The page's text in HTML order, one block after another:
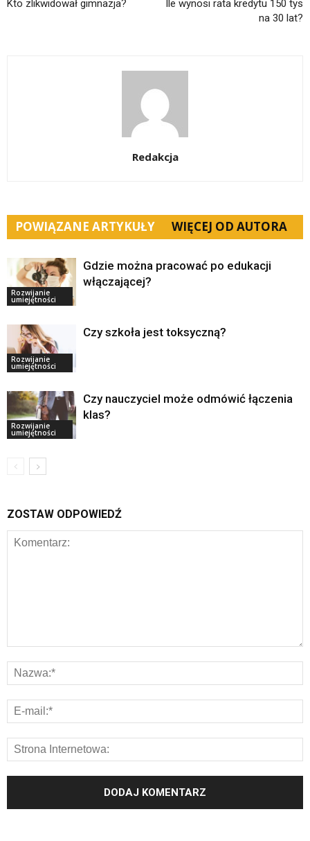
Kto zlikwidował gimnazja?
Ile wynosi rata kredytu 150 tys
na 30 lat?
Redakcja
POWIĄZANE ARTYKUŁY WIĘCEJ OD AUTORA
Rozwijanie
umiejętności
Gdzie można pracować po edukacji
włączającej?
Rozwijanie
umiejętności
Czy szkoła jest toksyczną?
Rozwijanie
umiejętności
Czy nauczyciel może odmówić łączenia
klas?
ZOSTAW ODPOWIEDŹ